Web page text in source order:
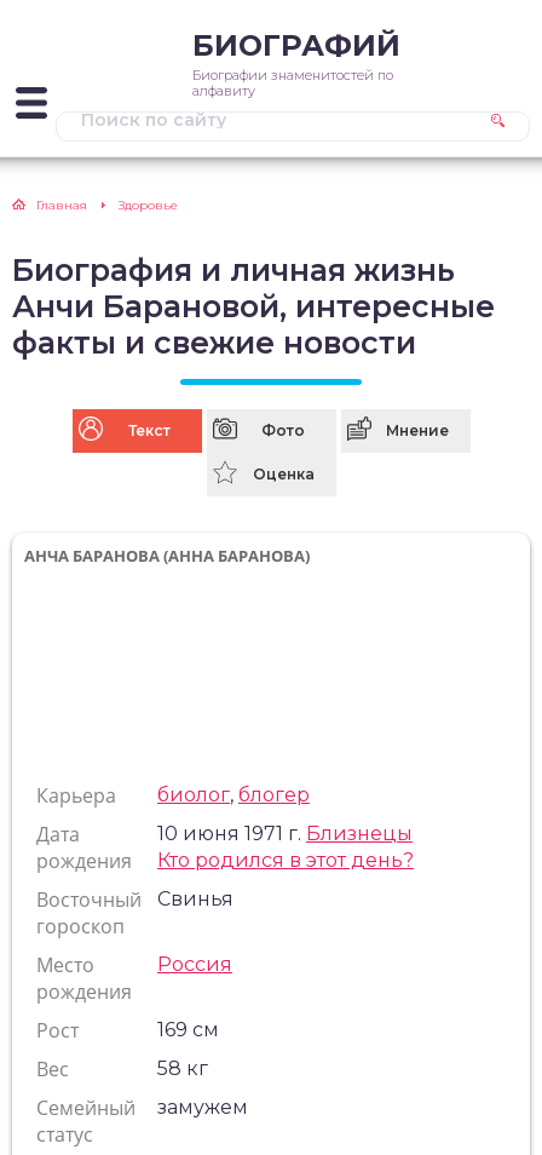
БИОГРАФИЙ
Биографии знаменитостей по
алфавиту
Главная Здоровье
Биография и личная жизнь
Анчи Барановой, интересные
факты и свежие новости
Текст Фото Мнение
Оценка
АНЧА БАРАНОВА (АННА БАРАНОВА)
Карьера биолог, блогер
Дата
рождения
10 июня 1971 г. Близнецы
Кто родился в этот день?
Восточный
гороскоп
Свинья
Место
рождения
Россия
Рост 169 см
Вес 58 кг
Семейный
статус
замужем